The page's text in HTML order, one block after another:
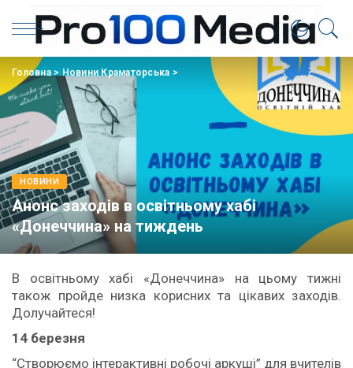
Головна>Новини Краматорська >
НОВИНИ
Анонс заходів в освітньому хабі
«Донеччина» на тиждень
В освітньому хабі «Донеччина» на цьому тижні
також пройде низка корисних та цікавих заходів.
Долучайтеся!
14 березня
“Створюємо інтерактивні робочі аркуші” для вчителів